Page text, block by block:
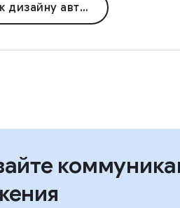
автомобилей